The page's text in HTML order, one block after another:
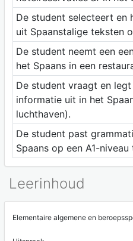
De student selecteert
uit Spaanstalige teksten
De student neemt een
het Spaans in een
De student vraagt en
informatie uit in het
luchthaven).
De student past
Spaans op een A1-niveau
Leerinhoud
Elementaire algemene en